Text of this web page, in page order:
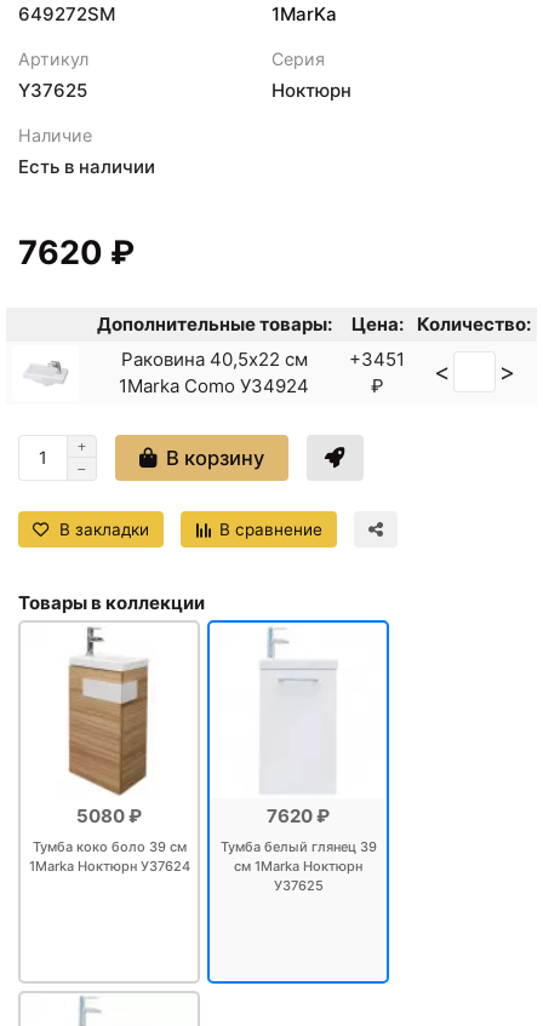
649272SM 1MarKa
Артикул
Y37625
Серия
Ноктюрн
Наличие
Есть в наличии
7620 ₽
Дополнительные товары: Цена:
Количество:
Раковина 40,5x22 см
1Marka Como У34924
+3451
₽
< >
В корзину
В закладки В сравнение
Товары в коллекции
5080 ₽
Тумба коко боло 39 см
1Marka Ноктюрн У37624
7620 ₽
Тумба белый глянец 39
см 1Marka Ноктюрн
У37625